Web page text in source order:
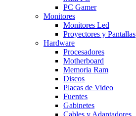
PC Gamer
Monitores
Monitores Led
Proyectores y Pantallas
Hardware
Procesadores
Motherboard
Memoria Ram
Discos
Placas de Video
Fuentes
Gabinetes
Cables y Adaptadores